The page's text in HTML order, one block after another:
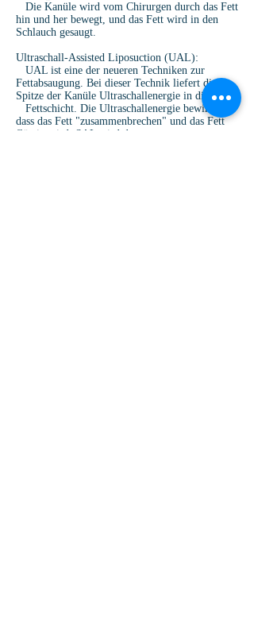
Die Kanüle wird vom Chirurgen durch das Fett
hin und her bewegt, und das Fett wird in den
Schlauch gesaugt.
Ultraschall-Assisted Liposuction (UAL):
UAL ist eine der neueren Techniken zur
Fettabsaugung. Bei dieser Technik liefert die
Spitze der Kanüle Ultraschallenergie in die
Fettschicht. Die Ultraschallenergie bewirkt,
dass das Fett "zusammenbrechen" und das Fett
flüssig wird. SAL wird dann